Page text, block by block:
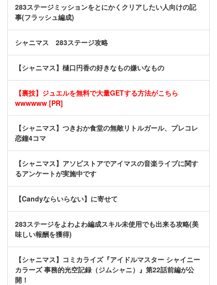
283ステージミッションをとにかくクリアしたい人向けの記
事(フラッシュ編成)
シャニマス 283ステージ攻略
【シャニマス】樋口円香の好きなもの嫌いなもの
【裏技】ジュエルを無料で大量GETする方法がこちら
wwwwww [PR]
【シャニマス】つきおか食堂の無敵リトルガール、プレコレ
恋鐘4コマ
【シャニマス】アソビストアでアイマスの音楽ライブに関す
るアンケートが実施中です
【Candyならいらない】に寄せて
283ステージをよわよわ編成スキル未使用でも出来る攻略(美
味しい報酬を獲得)
【シャニマス】コミカライズ『アイドルマスター シャイニー
カラーズ 事務的光空記録（ジムシャニ）』第22話前編が公
開！